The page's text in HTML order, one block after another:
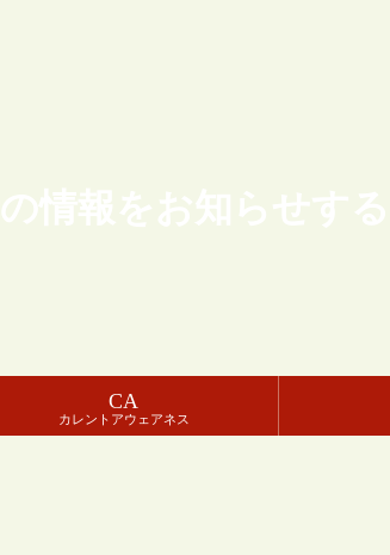
情報をお知らせす
CA
カレントアウェアネス